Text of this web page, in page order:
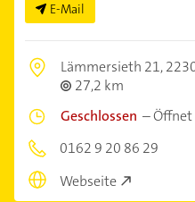
E-Mail
Lämmersieth 21,
27,2 km
Geschlossen –Öffnet
0162 9 20 86 29
Webseite